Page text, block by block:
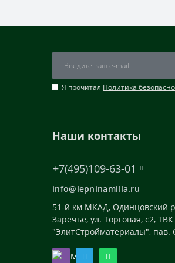
Я прочитал Политика
Наши контакты
+7(495)109-63-01
info@lepninamilla.ru
51-й км МКАД, Одинцовский
Заречье, ул. Торговая, с2, ТВК
"ЭлитСтройматериалы", пав.